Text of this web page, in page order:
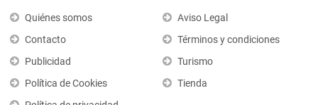
Quiénes somos
Contacto
Publicidad
Política de Cookies
Aviso Legal
Términos y condiciones
Turismo
Tienda